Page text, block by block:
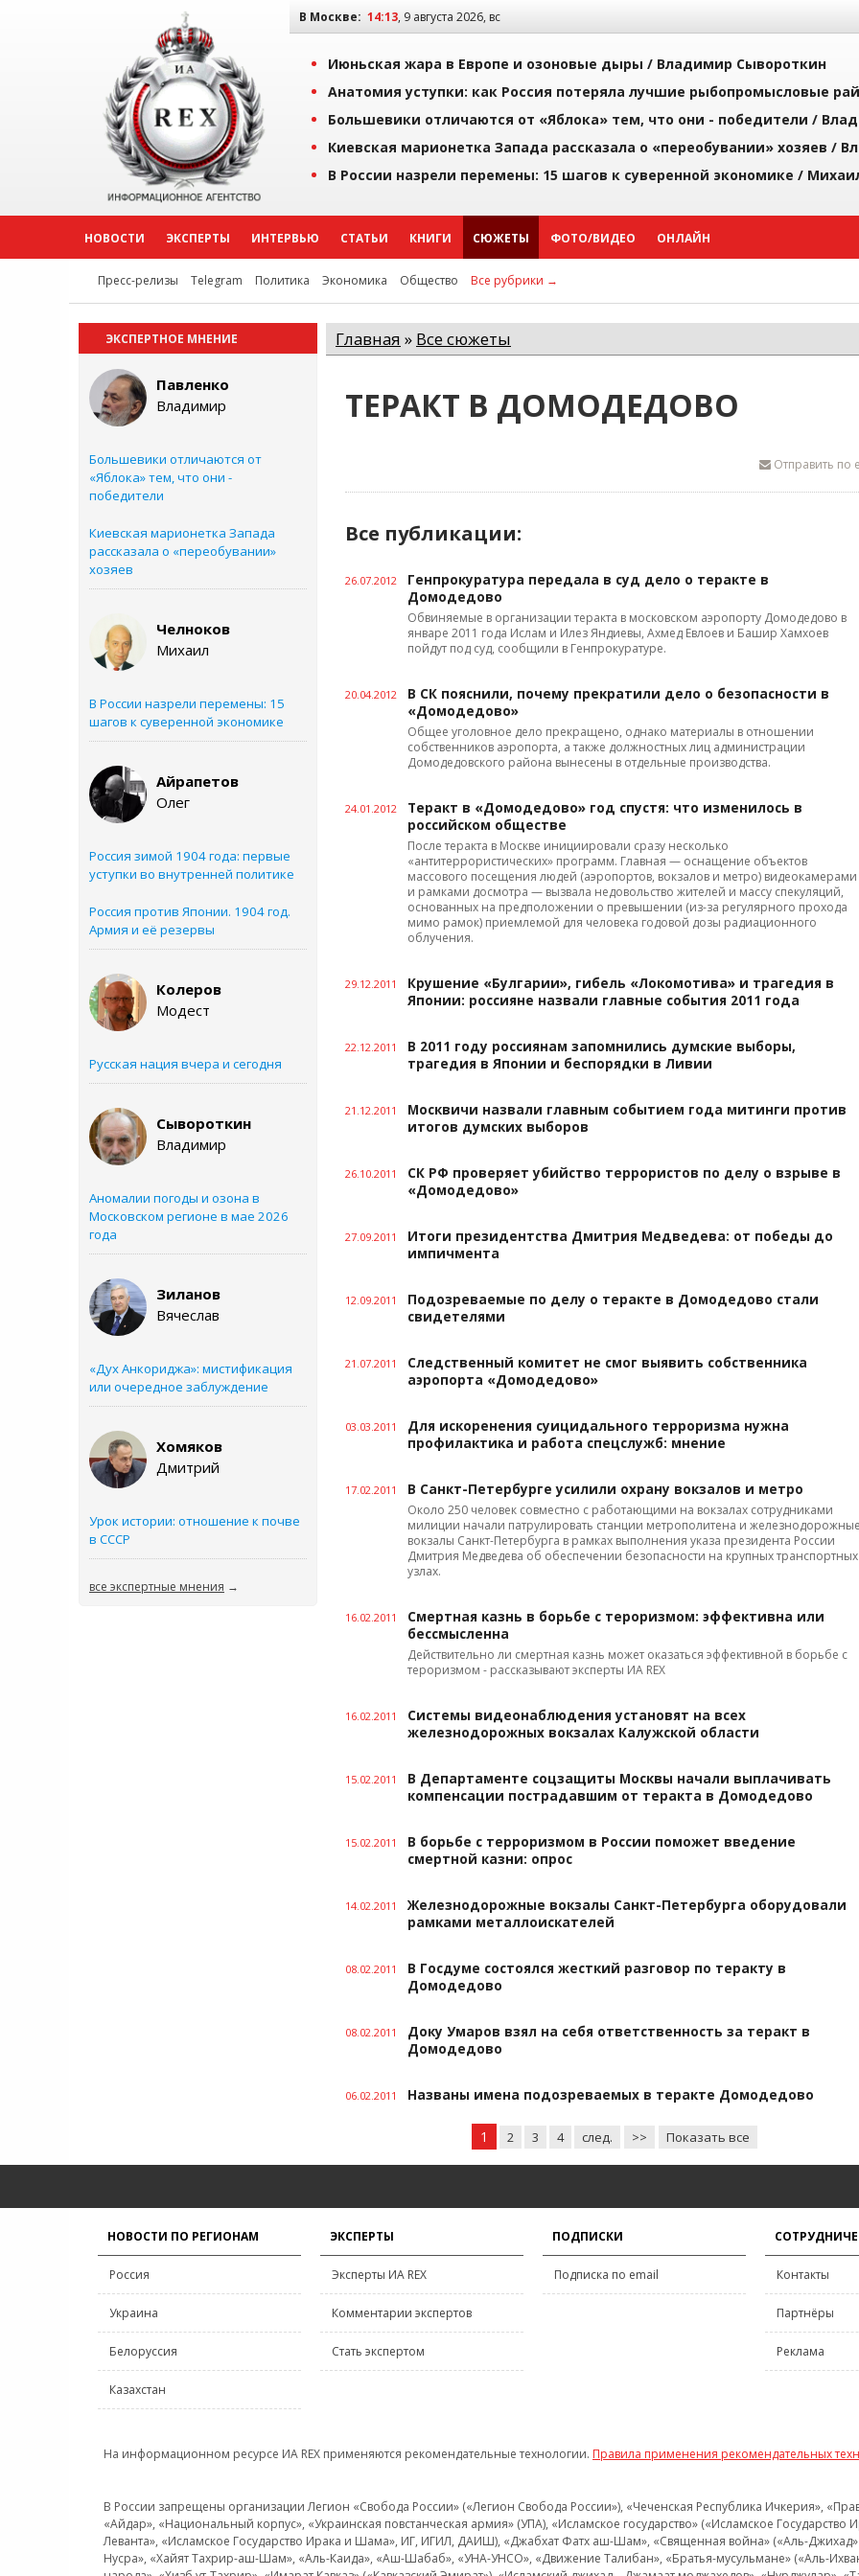
В Москве: 14:13, 9 августа 2026, вс
Июньская жара в Европе и озоновые дыры / Владимир Сывороткин
Анатомия уступки: как Россия потеряла лучшие рыбопромысловые
Большевики отличаются от «Яблока» тем, что они - победители /
Киевская марионетка Запада рассказала о «переобувании» хозяев /
В России назрели перемены: 15 шагов к суверенной экономике /
НОВОСТИ ЭКСПЕРТЫ ИНТЕРВЬЮ СТАТЬИ КНИГИ СЮЖЕТЫ ФОТО/ВИДЕО ОНЛАЙН
Пресс-релизы Telegram Политика Экономика Общество Все рубрики →
ЭКСПЕРТНОЕ МНЕНИЕ
Павленко
Владимир
Большевики отличаются от
«Яблока» тем, что они -
победители
Киевская марионетка Запада
рассказала о «переобувании»
хозяев
Челноков
Михаил
В России назрели перемены: 15
шагов к суверенной экономике
Айрапетов
Олег
Россия зимой 1904 года: первые
уступки во внутренней политике
Россия против Японии. 1904 год.
Армия и её резервы
Колеров
Модест
Русская нация вчера и сегодня
Сывороткин
Владимир
Аномалии погоды и озона в
Московском регионе в мае 2026
года
Зиланов
Вячеслав
«Дух Анкориджа»: мистификация
или очередное заблуждение
Хомяков
Дмитрий
Урок истории: отношение к почве
в СССР
все экспертные мнения →
Главная » Все сюжеты
ТЕРАКТ В ДОМОДЕДОВО
Отправить по
Все публикации:
26.07.2012
Генпрокуратура передала в суд дело о теракте в
Домодедово
Обвиняемые в организации теракта в московском аэропорту Домодедово в
январе 2011 года Ислам и Илез Яндиевы, Ахмед Евлоев и Башир Хамхоев
пойдут под суд, сообщили в Генпрокуратуре.
20.04.2012
В СК пояснили, почему прекратили дело о безопасности в
«Домодедово»
Общее уголовное дело прекращено, однако материалы в отношении
собственников аэропорта, а также должностных лиц администрации
Домодедовского района вынесены в отдельные производства.
24.01.2012
Теракт в «Домодедово» год спустя: что изменилось в
российском обществе
После теракта в Москве инициировали сразу несколько
«антитеррористических» программ. Главная — оснащение объектов
массового посещения людей (аэропортов, вокзалов и метро) видеокамерами
и рамками досмотра — вызвала недовольство жителей и массу спекуляций,
основанных на предположении о превышении (из-за регулярного прохода
мимо рамок) приемлемой для человека годовой дозы радиационного
облучения.
29.12.2011
Крушение «Булгарии», гибель «Локомотива» и трагедия в
Японии: россияне назвали главные события 2011 года
22.12.2011
В 2011 году россиянам запомнились думские выборы,
трагедия в Японии и беспорядки в Ливии
21.12.2011
Москвичи назвали главным событием года митинги против
итогов думских выборов
26.10.2011
СК РФ проверяет убийство террористов по делу о взрыве в
«Домодедово»
27.09.2011
Итоги президентства Дмитрия Медведева: от победы до
импичмента
12.09.2011
Подозреваемые по делу о теракте в Домодедово стали
свидетелями
21.07.2011
Следственный комитет не смог выявить собственника
аэропорта «Домодедово»
03.03.2011
Для искоренения суицидального терроризма нужна
профилактика и работа спецслужб: мнение
17.02.2011 В Санкт-Петербурге усилили охрану вокзалов и метро
Около 250 человек совместно с работающими на вокзалах сотрудниками
милиции начали патрулировать станции метрополитена и
вокзалы Санкт-Петербурга в рамках выполнения указа президента России
Дмитрия Медведева об обеспечении безопасности на крупных транспортных
узлах.
16.02.2011
Смертная казнь в борьбе с тероризмом: эффективна или
бессмысленна
Действительно ли смертная казнь может оказаться эффективной в борьбе с
тероризмом - рассказывают эксперты ИА REX
16.02.2011
Системы видеонаблюдения установят на всех
железнодорожных вокзалах Калужской области
15.02.2011
В Департаменте соцзащиты Москвы начали выплачивать
компенсации пострадавшим от теракта в Домодедово
15.02.2011
В борьбе с терроризмом в России поможет введение
смертной казни: опрос
14.02.2011
Железнодорожные вокзалы Санкт-Петербурга оборудовали
рамками металлоискателей
08.02.2011
В Госдуме состоялся жесткий разговор по теракту в
Домодедово
08.02.2011
Доку Умаров взял на себя ответственность за теракт в
Домодедово
06.02.2011 Названы имена подозреваемых в теракте Домодедово
1 2 3 4 след. >> Показать все
НОВОСТИ ПО РЕГИОНАМ
Россия
Украина
Белоруссия
Казахстан
ЭКСПЕРТЫ
Эксперты ИА REX
Комментарии экспертов
Стать экспертом
ПОДПИСКИ
Подписка по email Контакты
Партнёры
Реклама
На информационном ресурсе ИА REX применяются рекомендательные технологии. Правила применения рекомендательных
В России запрещены организации Легион «Свобода России» («Легион Свобода России»), «Чеченская Республика Ичкерия»,
«Айдар», «Национальный корпус», «Украинская повстанческая армия» (УПА), «Исламское государство» («Исламское
Леванта», «Исламское Государство Ирака и Шама», ИГ, ИГИЛ, ДАИШ), «Джабхат Фатх аш-Шам», «Священная война» («Аль-Джихад»
Нусра», «Хайят Тахрир-аш-Шам», «Аль-Каида», «Аш-Шабаб», «УНА-УНСО», «Движение Талибан», «Братья-мусульмане» («Аль-